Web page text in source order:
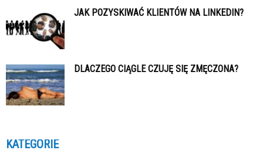
JAK POZYSKIWAĆ KLIENTÓW NA LINKEDIN?
DLACZEGO CIĄGLE CZUJĘ SIĘ ZMĘCZONA?
KATEGORIE